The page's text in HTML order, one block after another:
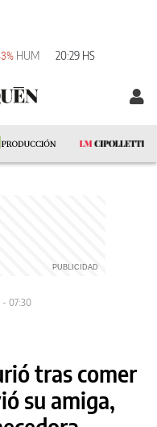
HUM 20:29 HS
- 07:30
tras comer
su amiga,